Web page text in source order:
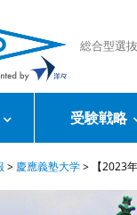
総合型選
受験戦略
> 慶應義塾大学> 【2023